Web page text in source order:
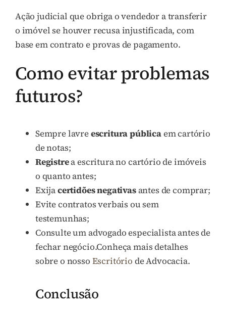
Ação judicial que obriga o vendedor a transferir
o imóvel se houver recusa injustificada, com
base em contrato e provas de pagamento.
Como evitar problemas
futuros?
Sempre lavreescritura públicaem cartório
de notas;
Registrea escritura no cartório de imóveis
o quanto antes;
Exijacertidões negativasantes de comprar;
Evite contratos verbais ou sem
testemunhas;
Consulte um advogado especialista antes de
fechar negócio.Conheça mais detalhes
sobre o nosso Escritório de Advocacia.
Conclusão